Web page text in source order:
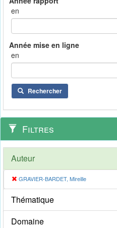
en
en
Rechercher
Filtres
Auteur
GRAVIER-BARDET, Mireille
Thématique
Domaine